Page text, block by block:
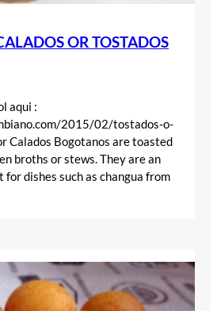
OR TOSTADOS
aqui :
2015/02/tostados-o-
Calados Bogotanos are toasted
broths or stews. They are an
dishes such as changua from